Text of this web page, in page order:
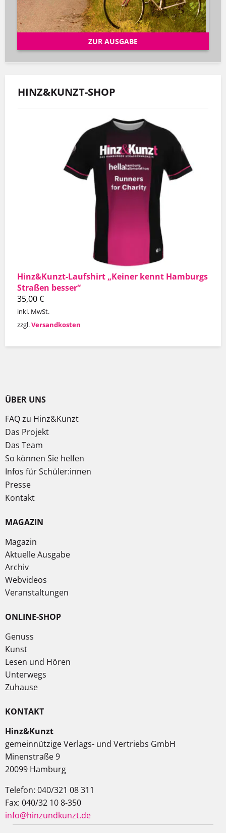
ZUR AUSGABE
HINZ&KUNZT-SHOP
Hinz&Kunzt-Laufshirt „Keiner kennt Hamburgs
Straßen besser“
35,00€
inkl. MwSt.
zzgl.Versandkosten
ÜBER UNS
FAQ zu Hinz&Kunzt
Das Projekt
Das Team
So können Sie helfen
Infos für Schüler:innen
Presse
Kontakt
MAGAZIN
Magazin
Aktuelle Ausgabe
Archiv
Webvideos
Veranstaltungen
ONLINE-SHOP
Genuss
Kunst
Lesen und Hören
Unterwegs
Zuhause
KONTAKT
Hinz&Kunzt
gemeinnützige Verlags- und Vertriebs GmbH
Minenstraße 9
20099 Hamburg
Telefon: 040/321 08 311
Fax: 040/32 10 8-350
info@hinzundkunzt.de